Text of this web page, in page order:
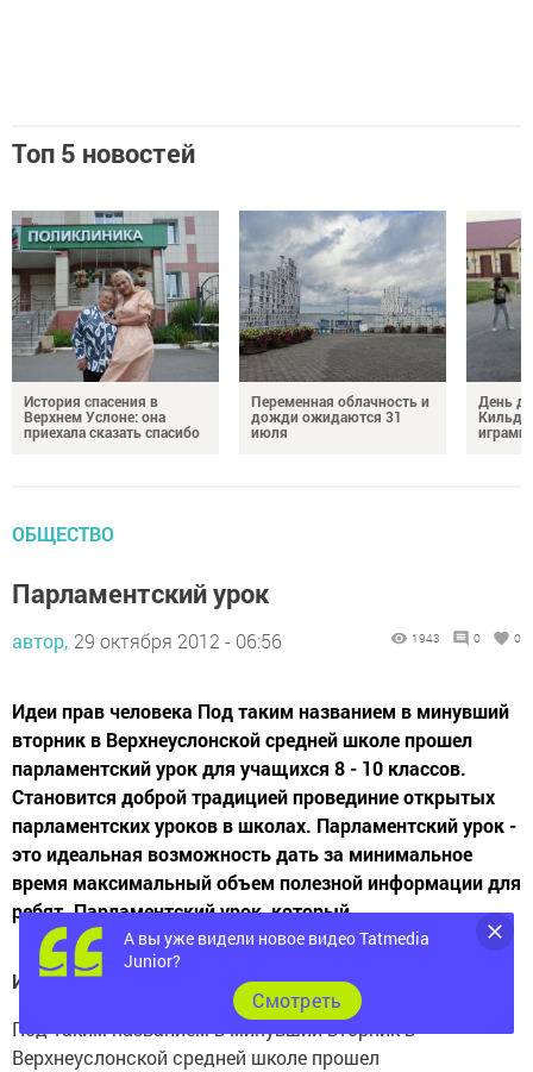
Топ 5 новостей
История спасения в
Верхнем Услоне: она
приехала сказать спасибо
Переменная облачность и
дожди ожидаются 31
июля
День
играми
ОБЩЕСТВО
Парламентский урок
автор, 29 октября 2012 - 06:56 1943 0 0
Идеи прав человека Под таким названием в минувший
вторник в Верхнеуслонской средней школе прошел
парламентский урок для учащихся 8 - 10 классов.
Становится доброй традицией провединие открытых
парламентских уроков в школах. Парламентский урок -
это идеальная возможность дать за минимальное
время максимальный объем полезной информации для
ребят. Парламентский урок, который...
Идеи прав человека
Под таким названием в минувший вторник в
Верхнеуслонской средней школе прошел
А вы уже видели новое видео Tatmedia
Junior?
Cмотреть